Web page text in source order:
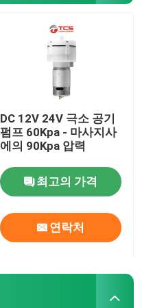
DC 12V 24V 극소 공기
펌프 60Kpa - 마사지사
에의 90Kpa 압력
최고의 가격
연락처